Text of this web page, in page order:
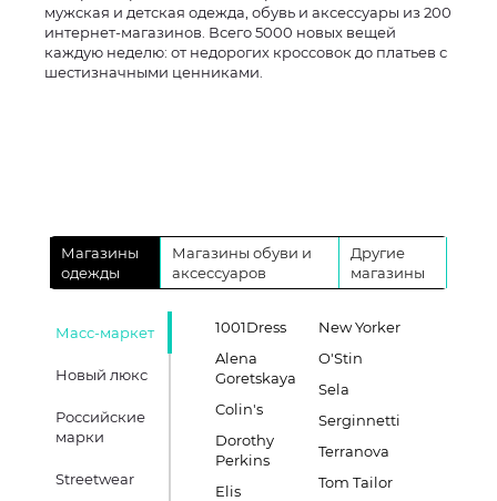
мужская и детская одежда, обувь и аксессуары из 200
интернет-магазинов. Всего 5000 новых вещей
каждую неделю: от недорогих кроссовок до платьев с
шестизначными ценниками.
Магазины
одежды
Магазины обуви и
аксессуаров
Другие
магазины
Масс-маркет
Новый люкс
Российские
марки
Streetwear
1001Dress
Alena
Goretskaya
Colin's
Dorothy
Perkins
Elis
New Yorker
O'Stin
Sela
Serginnetti
Terranova
Tom Tailor